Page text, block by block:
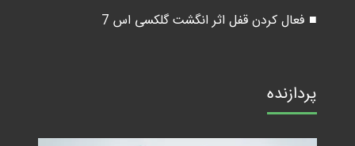
■ فعال کردن قفل اثر انگشت گلکسی اس 7
پردازنده